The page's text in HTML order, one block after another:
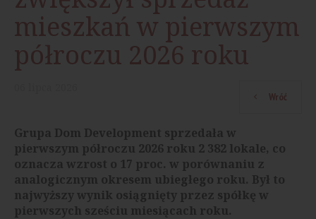
mieszkań w pierwszym
półroczu 2026 roku
Wróć
Grupa Dom Development sprzedała w
pierwszym półroczu 2026 roku 2 382 lokale, co
oznacza wzrost o 17 proc. w porównaniu z
analogicznym okresem ubiegłego roku. Był to
najwyższy wynik osiągnięty przez spółkę w
pierwszych sześciu miesiącach roku.